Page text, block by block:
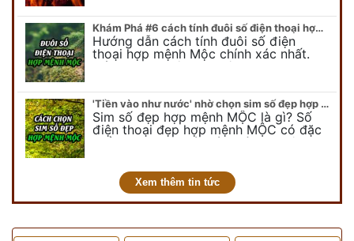
Khám Phá #6 cách tính đuôi số điện thoại hợp mệnh Mộc
Hướng dẫn cách tính đuôi số điện
thoại hợp mệnh Mộc chính xác nhất.
Cách chọn đuôi sim điện thoại hợp
chuyên…
'Tiền vào như nước' nhờ chọn sim số đẹp hợp mệnh MỘC
Sim số đẹp hợp mệnh MỘC là gì? Số
điện thoại đẹp hợp mệnh MỘC có đặc
điểm ra sao? Dưới góc nhìn chuyên gia
Xem thêm tin tức